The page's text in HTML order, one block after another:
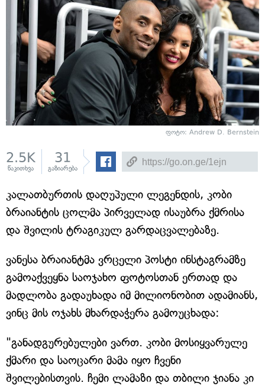
ფოტო: Andrew D. Bernstein
2.5K
წაკითხვა
31
გაზიარება
კალათბურთის დაღუპული ლეგენდის, კობი
ბრაიანტის ცოლმა პირველად ისაუბრა ქმრისა
და შვილის ტრაგიკულ გარდაცვალებაზე.
ვანესა ბრაიანტმა ვრცელი პოსტი ინსტაგრამზე
გამოაქვეყნა საოჯახო ფოტოსთან ერთად და
მადლობა გადაუხადა იმ მილიონობით ადამიანს,
ვინც მის ოჯახს მხარდაჭერა გამოუცხადა:
"განადგურებულები ვართ. კობი მოსიყვარულე
ქმარი და საოცარი მამა იყო ჩვენი
შვილებისთვის. ჩემი ლამაზი და თბილი ჯიანა კი